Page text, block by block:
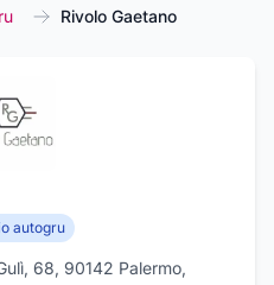
Rivolo Gaetano
autogru
68, 90142 Palermo,